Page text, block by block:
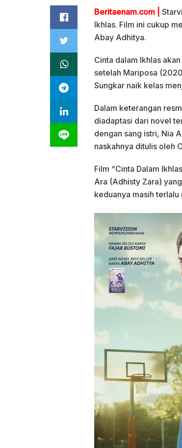
Beritaenam.com |
Ikhlas. Film ini cukup
Abay Adhitya.
Cinta dalam Ikhlas
setelah Mariposa
Sungkar naik kelas
Dalam keterangan
diadaptasi dari novel
dengan sang istri, Nia
naskahnya ditulis oleh
Film “Cinta Dalam
Ara (Adhisty Zara)
keduanya masih